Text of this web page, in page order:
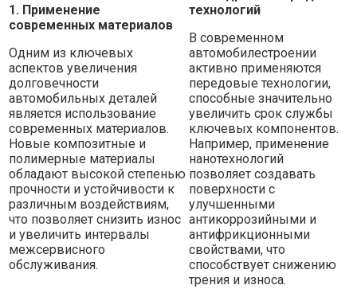
1. Применение
современных материалов
Одним из ключевых
аспектов увеличения
долговечности
автомобильных деталей
является использование
современных материалов.
Новые композитные и
полимерные материалы
обладают высокой степенью
прочности и устойчивости к
различным воздействиям,
что позволяет снизить износ
и увеличить интервалы
межсервисного
обслуживания.
технологий
В современном
автомобилестроении
активно применяются
передовые технологии,
способные значительно
увеличить срок службы
ключевых компонентов.
Например, применение
нанотехнологий
позволяет создавать
поверхности с
улучшенными
антикоррозийными и
антифрикционными
свойствами, что
способствует снижению
трения и износа.